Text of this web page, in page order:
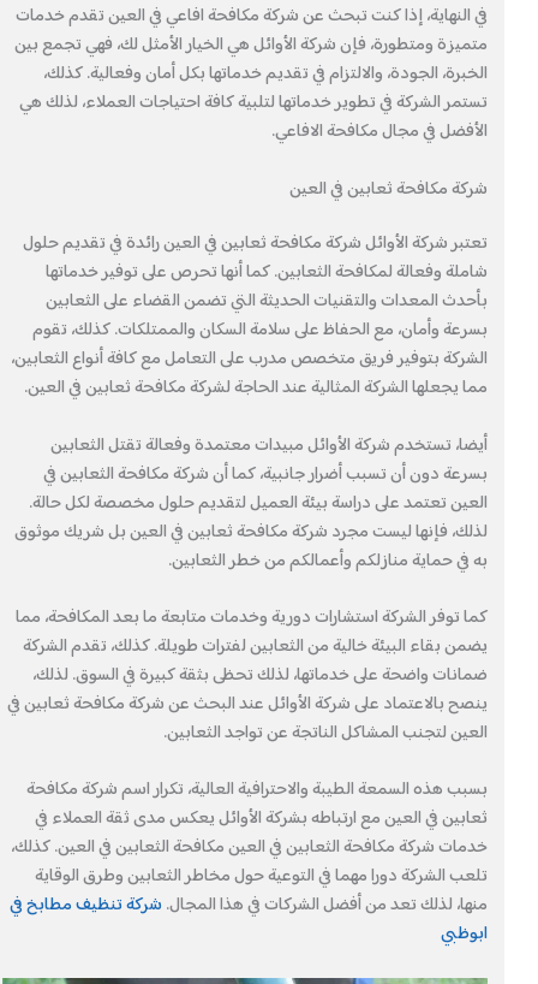
في النهاية، إذا كنت تبحث عن شركة مكافحة افاعي في العين تقدم خدمات
متميزة ومتطورة، فإن شركة الأوائل هي الخيار الأمثل لك، فهي تجمع بين
الخبرة، الجودة، والالتزام في تقديم خدماتها بكل أمان وفعالية. كذلك،
تستمر الشركة في تطوير خدماتها لتلبية كافة احتياجات العملاء، لذلك هي
الأفضل في مجال مكافحة الافاعي.
شركة مكافحة ثعابين في العين
تعتبر شركة الأوائل شركة مكافحة ثعابين في العين رائدة في تقديم حلول
شاملة وفعالة لمكافحة الثعابين. كما أنها تحرص على توفير خدماتها
بأحدث المعدات والتقنيات الحديثة التي تضمن القضاء على الثعابين
بسرعة وأمان، مع الحفاظ على سلامة السكان والممتلكات. كذلك، تقوم
الشركة بتوفير فريق متخصص مدرب على التعامل مع كافة أنواع الثعابين،
مما يجعلها الشركة المثالية عند الحاجة لشركة مكافحة ثعابين في العين.
أيضا، تستخدم شركة الأوائل مبيدات معتمدة وفعالة تقتل الثعابين
بسرعة دون أن تسبب أضرار جانبية، كما أن شركة مكافحة الثعابين في
العين تعتمد على دراسة بيئة العميل لتقديم حلول مخصصة لكل حالة.
لذلك، فإنها ليست مجرد شركة مكافحة ثعابين في العين بل شريك موثوق
به في حماية منازلكم وأعمالكم من خطر الثعابين.
كما توفر الشركة استشارات دورية وخدمات متابعة ما بعد المكافحة، مما
يضمن بقاء البيئة خالية من الثعابين لفترات طويلة. كذلك، تقدم الشركة
ضمانات واضحة على خدماتها، لذلك تحظى بثقة كبيرة في السوق. لذلك،
ينصح بالاعتماد على شركة الأوائل عند البحث عن شركة مكافحة ثعابين في
العين لتجنب المشاكل الناتجة عن تواجد الثعابين.
بسبب هذه السمعة الطيبة والاحترافية العالية، تكرار اسم شركة مكافحة
ثعابين في العين مع ارتباطه بشركة الأوائل يعكس مدى ثقة العملاء في
خدمات شركة مكافحة الثعابين في العين مكافحة الثعابين في العين. كذلك،
تلعب الشركة دورا مهما في التوعية حول مخاطر الثعابين وطرق الوقاية
منها، لذلك تعد من أفضل الشركات في هذا المجال.شركة تنظيف مطابخ في
ابوظبي